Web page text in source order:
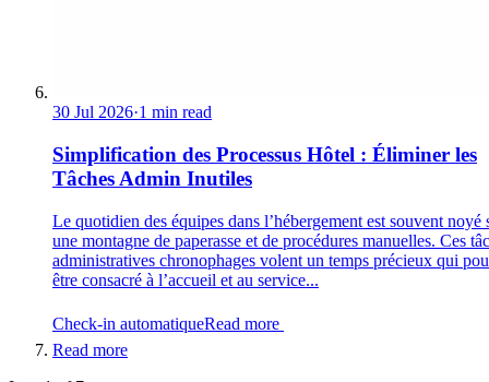
30 Jul 2026·1 min read
Simplification des Processus Hôtel : Éliminer les
Tâches Admin Inutiles
Le quotidien des équipes dans l’hébergement est souvent noyé
une montagne de paperasse et de procédures manuelles. Ces
administratives chronophages volent un temps précieux qui
être consacré à l’accueil et au service...
Check-in automatiqueRead more
Read more